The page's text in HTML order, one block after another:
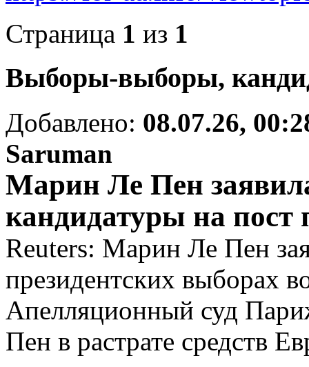
Страница 1 из 1
Выборы-выборы,
Добавлено: 08.07.26,
Saruman
Марин Ле Пен
кандидатуры на
Reuters: Марин Ле Пен
президентских выборах
Апелляционный суд
Пен в растрате средств